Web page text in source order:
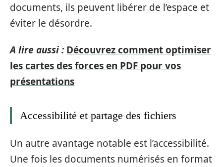
documents, ils peuvent libérer de l’espace et
éviter le désordre.
A lire aussi : Découvrez comment optimiser
les cartes des forces en PDF pour vos
présentations
Accessibilité et partage des fichiers
Un autre avantage notable est l’accessibilité.
Une fois les documents numérisés en format